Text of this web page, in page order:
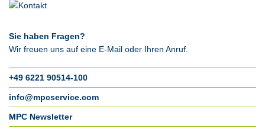
Sie haben Fragen?
Wir freuen uns auf eine E-Mail oder Ihren Anruf.
+49 6221 90514-100
info@mpcservice.com
MPC Newsletter